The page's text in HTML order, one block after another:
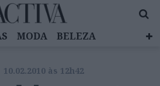
MODA
BELEZA
INSPIRADORAS
10.02.2010 às 12h42